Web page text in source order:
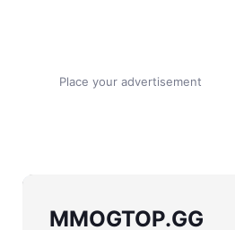
Place your advertisement
MMOGTOP.GG